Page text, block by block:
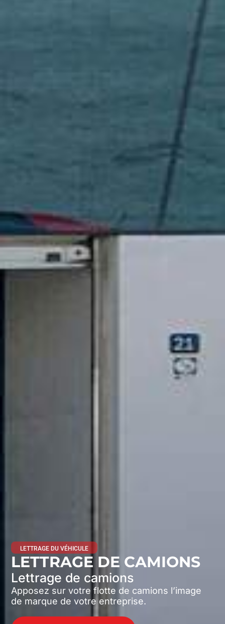
LETTRAGE DU VÉHICULE
LETTRAGE DE CAMIONS
Lettrage de camions
Apposez sur votre flotte de camions l’image
de marque de votre entreprise.